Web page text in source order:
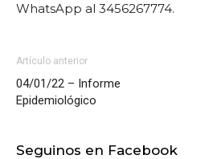
WhatsApp al 3456267774.
Artículo anterior
04/01/22 – Informe
Epidemiológico
Seguinos en Facebook